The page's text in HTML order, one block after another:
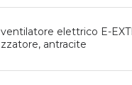
ventilatore elettrico E-
zzatore, antracite